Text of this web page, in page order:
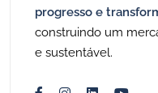
progresso e
construindo um
e sustentável.